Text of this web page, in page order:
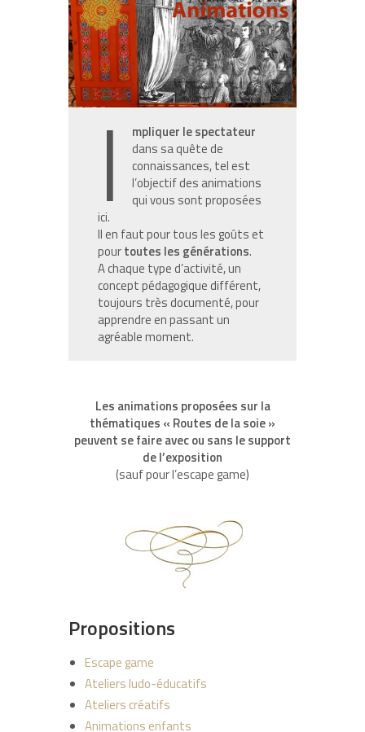
I
mpliquer le spectateur
dans sa quête de
connaissances, tel est
l’objectif des animations
qui vous sont proposées
ici.
Il en faut pour tous les goûts et
pourtoutes les générations.
A chaque type d’activité, un
concept pédagogique différent,
toujours très documenté, pour
apprendre en passant un
agréable moment.
Les animations proposées sur la
thématiques « Routes de la soie »
peuvent se faire avec ou sans le support
de l’exposition
(sauf pour l’escape game)
Propositions
Escape game
Ateliers ludo-éducatifs
Ateliers créatifs
Animations enfants